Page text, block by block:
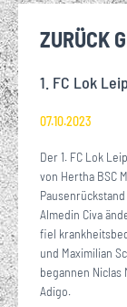
ZURÜCK
1. FC Lok
07.10.2023
Der 1. FC Lok
von Hertha BSC
Almedin Civa
fiel
und Maximilian
begannen Niclas
Adigo.